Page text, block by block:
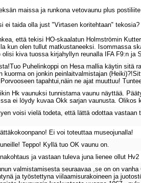
maissa ja runkona vetovaunu plus
ei taida olla just "Virtasen koritehtaan" tekosia?
että tekisi HO-skaalatun Holmströmin
kun olen tullut matkustaneeksi. Isommassa
olisi kiva tuossa kirjahyllyn reunalla IFA F9:n
Puhelinkoppi on Hesa mallia käytin sitä
kuorma on jonkin peinlaitvalmistajan
tapahtui,näin ne ajat muuttuu!
Hk vaunuksi tunnistama vaunu näyttää.
ei löydy kuvaa Okk sarjan vaunusta.
voisi vielä todeta, että lättä odottaa
Ei voi toteuttaa museojunalla!
Teppo! Kyllä tuo OK vaunu on.
ja vastaan tuleva juna lienee ollut
valmistamisesta seuraavaa ,se on on
ja työstettyna viilaamisurakoineen ja